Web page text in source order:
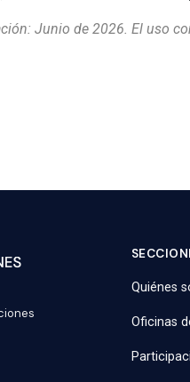
Junio de 2026. El uso
Quiénes
Oficinas